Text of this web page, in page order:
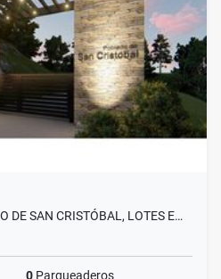
DE SAN CRISTÓBAL, LOTES E…
0 Parqueaderos